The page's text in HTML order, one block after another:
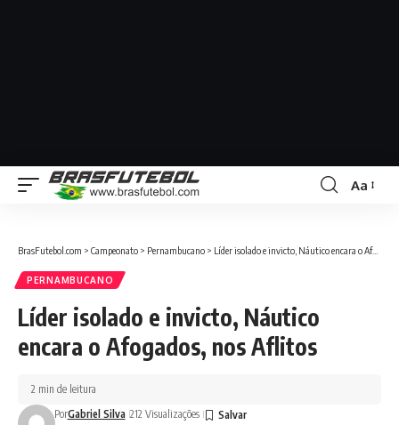
Aa
BrasFutebol.com > Campeonato > Pernambucano > Líder isolado e invicto, Náutico encara o Afogados, nos Aflitos
PERNAMBUCANO
Líder isolado e invicto, Náutico
encara o Afogados, nos Aflitos
PorGabriel Silva 212 Visualizações
2 min de leitura